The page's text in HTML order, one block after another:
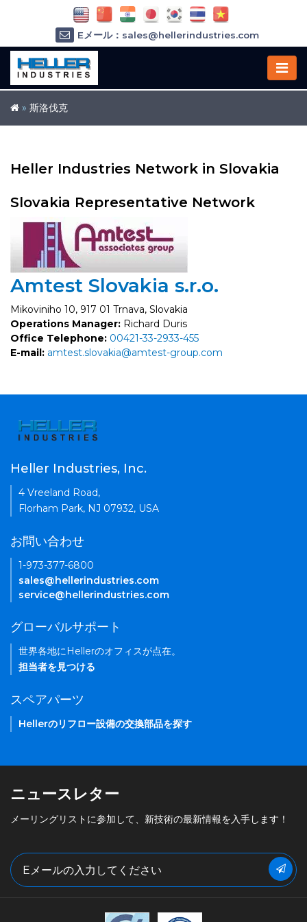
» 斯洛伐克
Heller Industries Network in Slovakia
Slovakia Representative Network
Amtest Slovakia s.r.o.
Mikoviniho 10, 917 01 Trnava, Slovakia
Operations Manager: Richard Duris
Office Telephone: 00421-33-2933-455
E-mail: amtest.slovakia@amtest-group.com
Eメール：sales@hellerindustries.com
Eメール：service@hellerindustries.com
Heller Industries, Inc.
4 Vreeland Road,
Florham Park, NJ 07932, USA
お問い合わせ
1-973-377-6800
sales@hellerindustries.com
service@hellerindustries.com
グローバルサポート
世界各地にHellerのオフィスが点在。
担当者を見つける
スペアパーツ
Hellerのリフロー設備の交換部品を探す
ニュースレター
メーリングリストに参加して、新技術の最新情報を入手します！